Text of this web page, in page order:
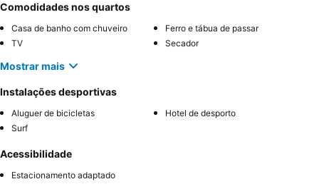
Comodidades nos quartos
Casa de banho com chuveiro
Ferro e tábua de passar
TV
Secador
Mostrar mais
Instalações desportivas
Aluguer de bicicletas
Hotel de desporto
Surf
Acessibilidade
Estacionamento adaptado